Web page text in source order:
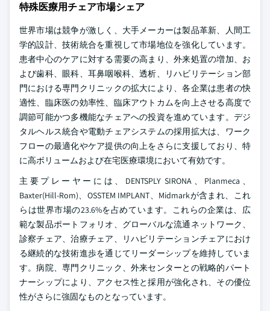
特殊医療用チェア市場シェア
世界市場は競争が激しく、大手メーカーは製品革新、人間工
学的設計、技術統合を重視して市場地位を強化しています。
患者中心のケアに対する需要の高まり、外来処置の増加、お
よび歯科、眼科、耳鼻咽喉科、透析、リハビリテーション部
門における専門クリニックの拡大により、各企業は患者の快
適性、臨床医の効率性、臨床アウトカムを向上させる高度で
調節可能かつ多機能なチェアへの投資を進めています。デジ
タルヘルス統合や電動チェアシステムの採用拡大は、ワーク
フローの最適化やケア提供の向上をさらに支援しており、特
に高ボリュームおよび在宅医療環境において有効です。
主要プレーヤーには、DENTSPLY SIRONA、Planmeca、
Baxter(Hill-Rom)、OSSTEM IMPLANT、Midmarkが含まれ、これ
らは世界市場の23.6%を占めています。これらの企業は、広
範な製品ポートフォリオ、グローバルな流通ネットワーク、
診察チェア、治療チェア、リハビリテーションチェアにおけ
る継続的な技術進歩を通じてリーダーシップを維持していま
す。病院、専門クリニック、外来センターとの戦略的パート
ナーシップにより、アクセス性と採用が強化され、その優位
性がさらに強固なものとなっています。